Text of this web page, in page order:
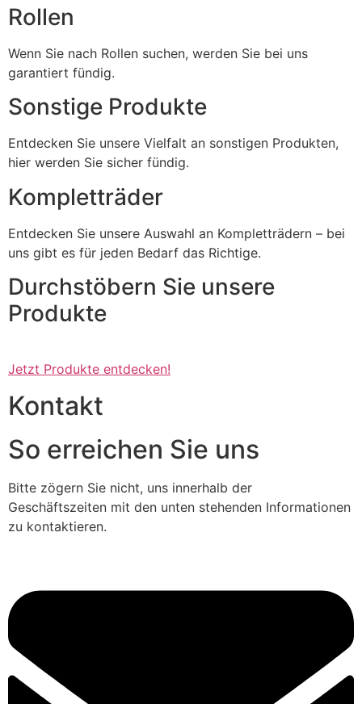
Rollen
Wenn Sie nach Rollen suchen, werden Sie bei uns
garantiert fündig.
Sonstige Produkte
Entdecken Sie unsere Vielfalt an sonstigen Produkten,
hier werden Sie sicher fündig.
Kompletträder
Entdecken Sie unsere Auswahl an Kompletträdern – bei
uns gibt es für jeden Bedarf das Richtige.
Durchstöbern Sie unsere
Produkte
Jetzt Produkte entdecken!
Kontakt
So erreichen Sie uns
Bitte zögern Sie nicht, uns innerhalb der
Geschäftszeiten mit den unten stehenden Informationen
zu kontaktieren.